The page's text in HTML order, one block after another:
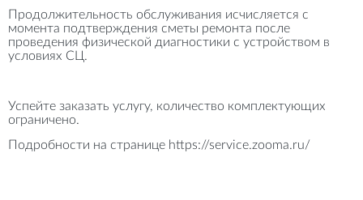
Продолжительность обслуживания исчисляется с
момента подтверждения сметы ремонта после
проведения физической диагностики с устройством в
условиях СЦ.
Успейте заказать услугу, количество комплектующих
ограничено.
Подробности на странице https://service.zooma.ru/